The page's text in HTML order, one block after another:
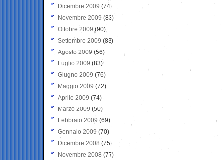
Dicembre 2009 (74)
Novembre 2009 (83)
Ottobre 2009 (90)
Settembre 2009 (83)
Agosto 2009 (56)
Luglio 2009 (83)
Giugno 2009 (76)
Maggio 2009 (72)
Aprile 2009 (74)
Marzo 2009 (50)
Febbraio 2009 (69)
Gennaio 2009 (70)
Dicembre 2008 (75)
Novembre 2008 (77)